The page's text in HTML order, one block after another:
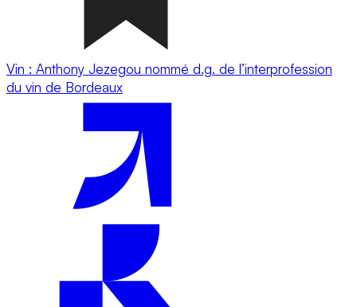
Vin : Anthony Jezegou nommé d.g. de l’interprofession
du vin de Bordeaux